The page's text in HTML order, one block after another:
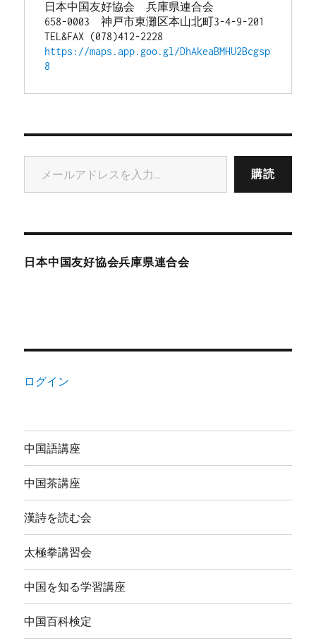
日本中国友好協会　兵庫県連合会
658-0003　神戸市東灘区本山北町3-4-9-201
TEL&FAX (078)412-2228
https://maps.app.goo.gl/DhAkeaBMHU2Bcgsp
8
メールアドレスを入力...
購読
日本中国友好協会兵庫県連合会
ログイン
中国語講座
中国茶講座
漢詩を読む会
太極拳講習会
中国を知る学習講座
中国百科検定